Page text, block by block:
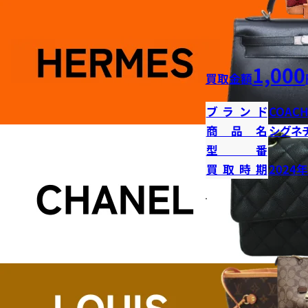
買取金額1,000
ブランドCOACH
商品名 シグネ
型番
買取時期2024